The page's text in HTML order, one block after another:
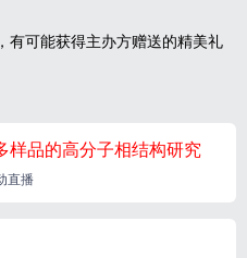
有可能获得主办方赠送的精美礼
样品的高分子相结构研究
直播